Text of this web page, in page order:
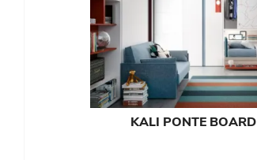
KALI PONTE BOARD